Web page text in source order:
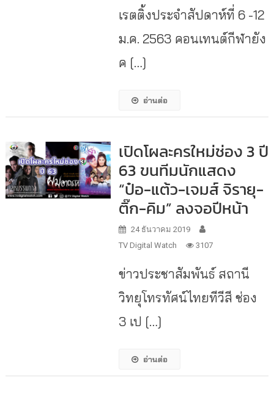
เรตติ้งประจำสัปดาห์ที่ 6 -12
ม.ค. 2563 คอนเทนต์กีฬายัง
ค […]
อ่านต่อ
เปิดโผละครใหม่ช่อง 3 ปี
63 ขนทีมนักแสดง
“ป๋อ-แต้ว-เจมส์ จิรายุ-
ติ๊ก-คิม” ลงจอปีหน้า
24 ธันวาคม 2019
TV Digital Watch
3107
ข่าวประชาสัมพันธ์ สถานี
วิทยุโทรทัศน์ไทยทีวีสี ช่อง
3 เป […]
อ่านต่อ